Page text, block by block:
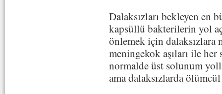
Dalaksızları bekleyen en
kapsüllü bakterilerin yol
önlemek için
meningekok aşıları ile her
normalde üst solunum
ama dalaksızlarda